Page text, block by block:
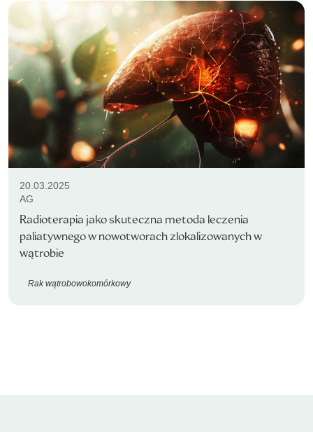
20.03.2025
AG
Radioterapia jako skuteczna metoda leczenia
paliatywnego w nowotworach zlokalizowanych w
wątrobie
Rak wątrobowokomórkowy